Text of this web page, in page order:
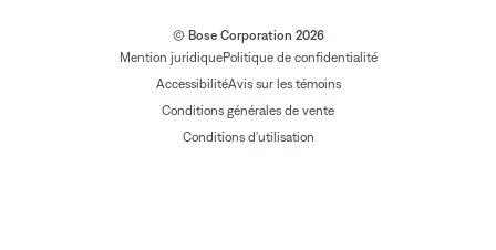
© Bose Corporation 2026
Mention juridiquePolitique de confidentialité
AccessibilitéAvis sur les témoins
Conditions générales de vente
Conditions d'utilisation